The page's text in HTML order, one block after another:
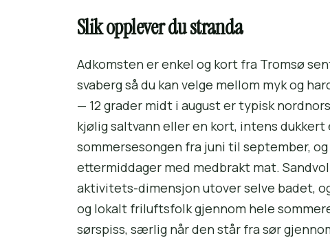
Slik opplever du stranda
Adkomsten er enkel og kort fra Tromsø
svaberg så du kan velge mellom myk og
— 12 grader midt i august er typisk
kjølig saltvann eller en kort, intens
sommersesongen fra juni til september,
ettermiddager med medbrakt mat.
aktivitets-dimensjon utover selve badet,
og lokalt friluftsfolk gjennom hele
sørspiss, særlig når den står fra sør